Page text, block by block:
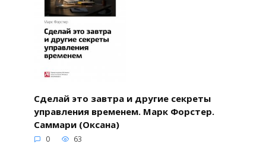
Сделай это завтра и другие секреты
управления временем. Марк Форстер.
Саммари (Оксана)
0 63